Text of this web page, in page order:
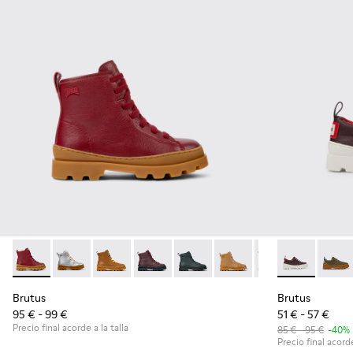
Brutus - K900179-014 - Botas de piel burdeos con cordones
Brutus - K900179-035
Brutus - K900179-032
Brutus - K900179-031 - Botines de piel
Brutus - K900179-027
Brutus - K900179-026
Brutus - K900179-
Brutus -
Brutus
95 € - 99 €
Precio final acorde a la talla
Brutus -
Brutus
51 € - 57 €
85 € - 95 € -40%
Precio final